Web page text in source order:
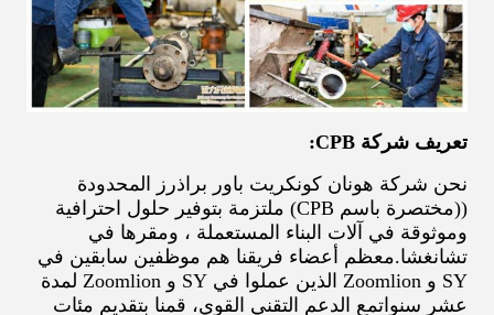
تعريف شركة CPB:
نحن شركة هونان كونكريت باور براذرز المحدودة
((مختصرة باسم CPB) ملتزمة بتوفير حلول احترافية
وموثوقة في آلات البناء المستعملة ، ومقرها في
تشانغشا.معظم أعضاء فريقنا هم موظفين سابقين في
SY و Zoomlion الذين عملوا في SY و Zoomlion لمدة
عشر سنواتمع الدعم التقني القوي، قمنا بتقديم مئات